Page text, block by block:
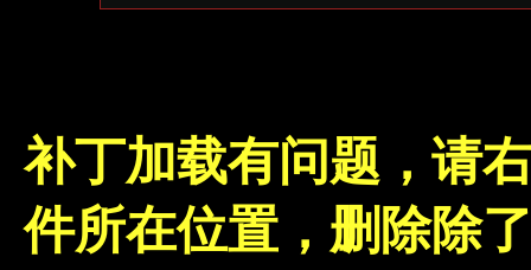
补丁加载有问题，请
件所在位置，删除除